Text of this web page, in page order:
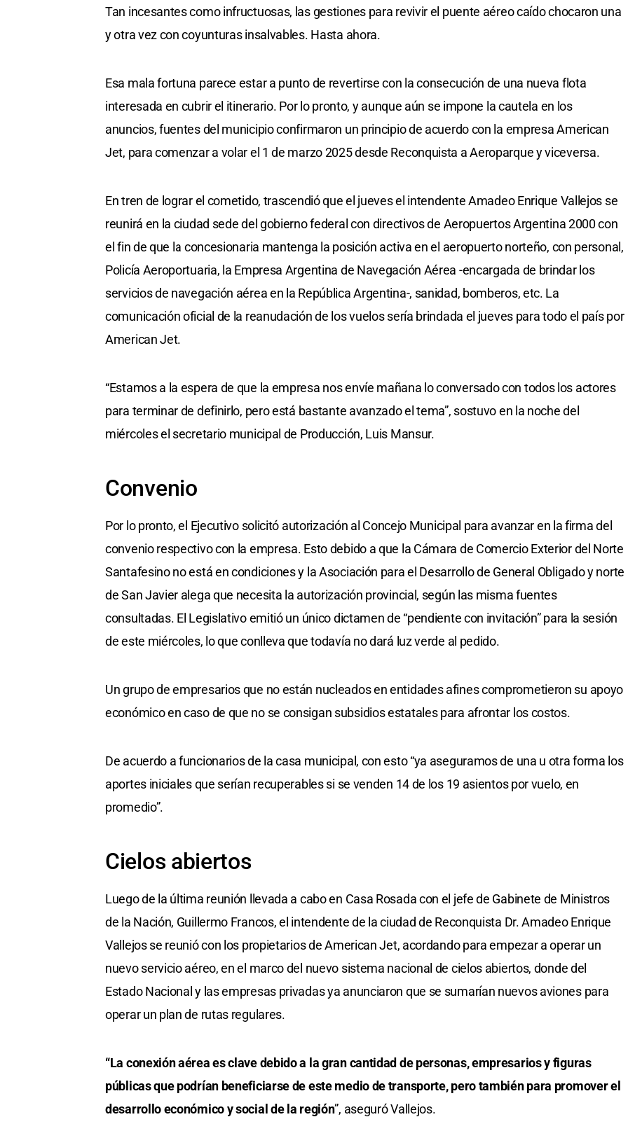
Tan incesantes como infructuosas, las gestiones para revivir el puente aéreo caído chocaron una
y otra vez con coyunturas insalvables. Hasta ahora.
Esa mala fortuna parece estar a punto de revertirse con la consecución de una nueva flota
interesada en cubrir el itinerario. Por lo pronto, y aunque aún se impone la cautela en los
anuncios, fuentes del municipio confirmaron un principio de acuerdo con la empresa American
Jet, para comenzar a volar el 1 de marzo 2025 desde Reconquista a Aeroparque y viceversa.
En tren de lograr el cometido, trascendió que el jueves el intendente Amadeo Enrique Vallejos se
reunirá en la ciudad sede del gobierno federal con directivos de Aeropuertos Argentina 2000 con
el fin de que la concesionaria mantenga la posición activa en el aeropuerto norteño, con personal,
Policía Aeroportuaria, la Empresa Argentina de Navegación Aérea -encargada de brindar los
servicios de navegación aérea en la República Argentina-, sanidad, bomberos, etc. La
comunicación oficial de la reanudación de los vuelos sería brindada el jueves para todo el país por
American Jet.
“Estamos a la espera de que la empresa nos envíe mañana lo conversado con todos los actores
para terminar de definirlo, pero está bastante avanzado el tema”, sostuvo en la noche del
miércoles el secretario municipal de Producción, Luis Mansur.
Convenio
Por lo pronto, el Ejecutivo solicitó autorización al Concejo Municipal para avanzar en la firma del
convenio respectivo con la empresa. Esto debido a que la Cámara de Comercio Exterior del Norte
Santafesino no está en condiciones y la Asociación para el Desarrollo de General Obligado y norte
de San Javier alega que necesita la autorización provincial, según las misma fuentes
consultadas. El Legislativo emitió un único dictamen de “pendiente con invitación” para la sesión
de este miércoles, lo que conlleva que todavía no dará luz verde al pedido.
Un grupo de empresarios que no están nucleados en entidades afines comprometieron su apoyo
económico en caso de que no se consigan subsidios estatales para afrontar los costos.
De acuerdo a funcionarios de la casa municipal, con esto “ya aseguramos de una u otra forma los
aportes iniciales que serían recuperables si se venden 14 de los 19 asientos por vuelo, en
promedio”.
Cielos abiertos
Luego de la última reunión llevada a cabo en Casa Rosada con el jefe de Gabinete de Ministros
de la Nación, Guillermo Francos, el intendente de la ciudad de Reconquista Dr. Amadeo Enrique
Vallejos se reunió con los propietarios de American Jet, acordando para empezar a operar un
nuevo servicio aéreo, en el marco del nuevo sistema nacional de cielos abiertos, donde del
Estado Nacional y las empresas privadas ya anunciaron que se sumarían nuevos aviones para
operar un plan de rutas regulares.
“La conexión aérea es clave debido a la gran cantidad de personas, empresarios y figuras
públicas que podrían beneficiarse de este medio de transporte, pero también para promover el
desarrollo económico y social de la región”, aseguró Vallejos.